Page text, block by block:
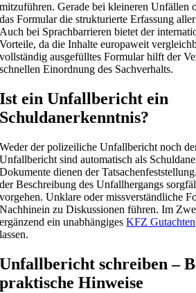
mitzuführen. Gerade bei kleineren Unfällen
das Formular die strukturierte Erfassung
Auch bei Sprachbarrieren bietet der
Vorteile, da die Inhalte europaweit
vollständig ausgefülltes Formular hilft der
schnellen Einordnung des Sachverhalts.
Ist ein Unfallbericht ein
Schuldanerkenntnis?
Weder der polizeiliche Unfallbericht noch
Unfallbericht sind automatisch als
Dokumente dienen der
der Beschreibung des Unfallhergangs
vorgehen. Unklare oder missverständliche
Nachhinein zu Diskussionen führen. Im
ergänzend ein unabhängigesKFZ Gutachten
lassen.
Unfallbericht schreiben –
praktische Hinweise